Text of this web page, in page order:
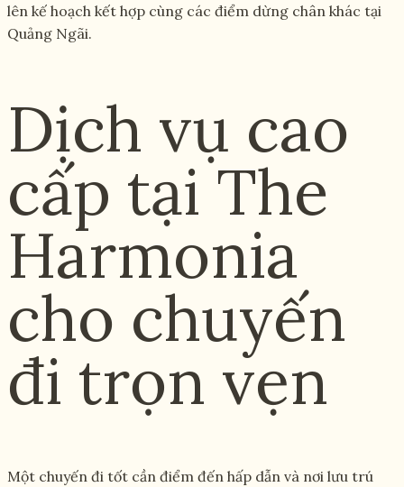
lên kế hoạch kết hợp cùng các điểm dừng chân khác tại
Quảng Ngãi.
Dịch vụ cao
cấp tại The
Harmonia
cho chuyến
đi trọn vẹn
Một chuyến đi tốt cần điểm đến hấp dẫn và nơi lưu trú